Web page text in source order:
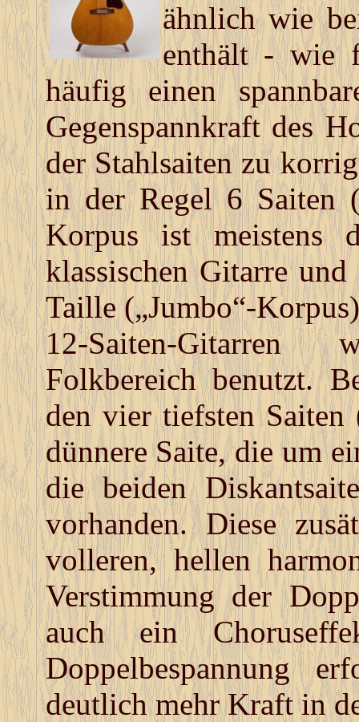
ähnlich wie
enthält - wie
häufig einen
Gegenspannkraft des
der Stahlsaiten zu
in der Regel 6 Saiten
Korpus ist meistens
klassischen Gitarre
Taille („Jumbo“-
12-Saiten-
Folkbereich benutzt.
den vier tiefsten
dünnere Saite, die um
die beiden
vorhanden. Diese
volleren, hellen
Verstimmung der
auch ein
Doppelbespannung
deutlich mehr Kraft in